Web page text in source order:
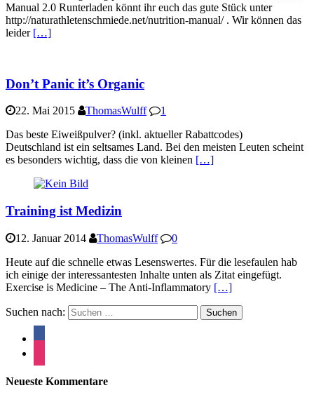
Manual 2.0 Runterladen könnt ihr euch das gute Stück unter
http://naturathletenschmiede.net/nutrition-manual/ . Wir können das
leider […]
Don’t Panic it’s Organic
22. Mai 2015 ThomasWulff
1
Das beste Eiweißpulver? (inkl. aktueller Rabattcodes)
Deutschland ist ein seltsames Land. Bei den meisten Leuten scheint
es besonders wichtig, dass die von kleinen […]
Training ist Medizin
12. Januar 2014 ThomasWulff
0
Heute auf die schnelle etwas Lesenswertes. Für die lesefaulen hab
ich einige der interessantesten Inhalte unten als Zitat eingefügt.
Exercise is Medicine – The Anti-Inflammatory […]
Suchen nach:
Neueste Kommentare